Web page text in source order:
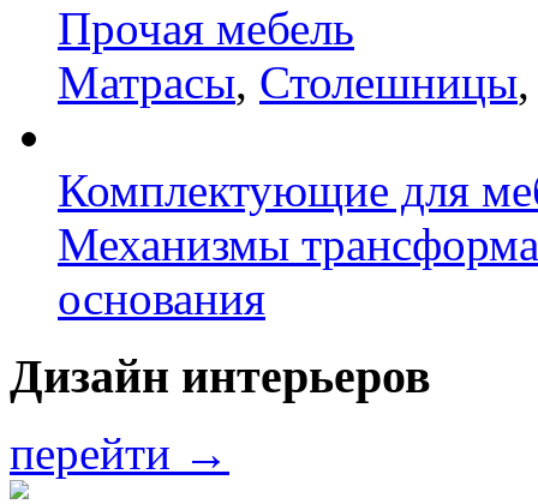
Прочая мебель
Матрасы, Столешницы
Комплектующие для
Механизмы
основания
Дизайн интерьеров
перейти →